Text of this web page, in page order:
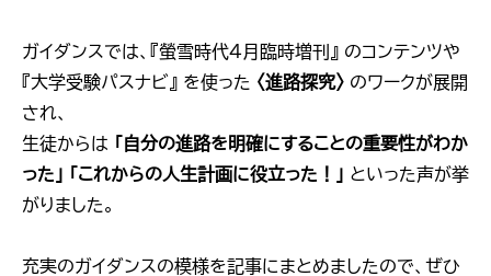
ガイダンスでは、『螢雪時代4月臨時増刊』 のコンテンツや
『大学受験パスナビ』 を使った 〈進路探究〉 のワークが展開
され、
生徒からは
「自分の進路を明確にすることの重要性がわか
った」 「これからの人生計画に役立った！」 といった声が挙
がりました。
充実のガイダンスの模様を記事にまとめましたので、ぜひ